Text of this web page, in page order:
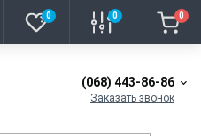
0 0 0
(068) 443-86-86
Заказать звонок